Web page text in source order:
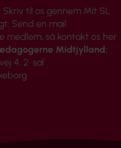
Skriv til os gennem Mit SL
Send en mail
medlem, så kontakt os her
Midtjylland:
4, 2. sal
Facebook